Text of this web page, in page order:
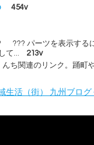
454v
??? パーツを表示する
て... 213v
んち関連のリンク。踊町